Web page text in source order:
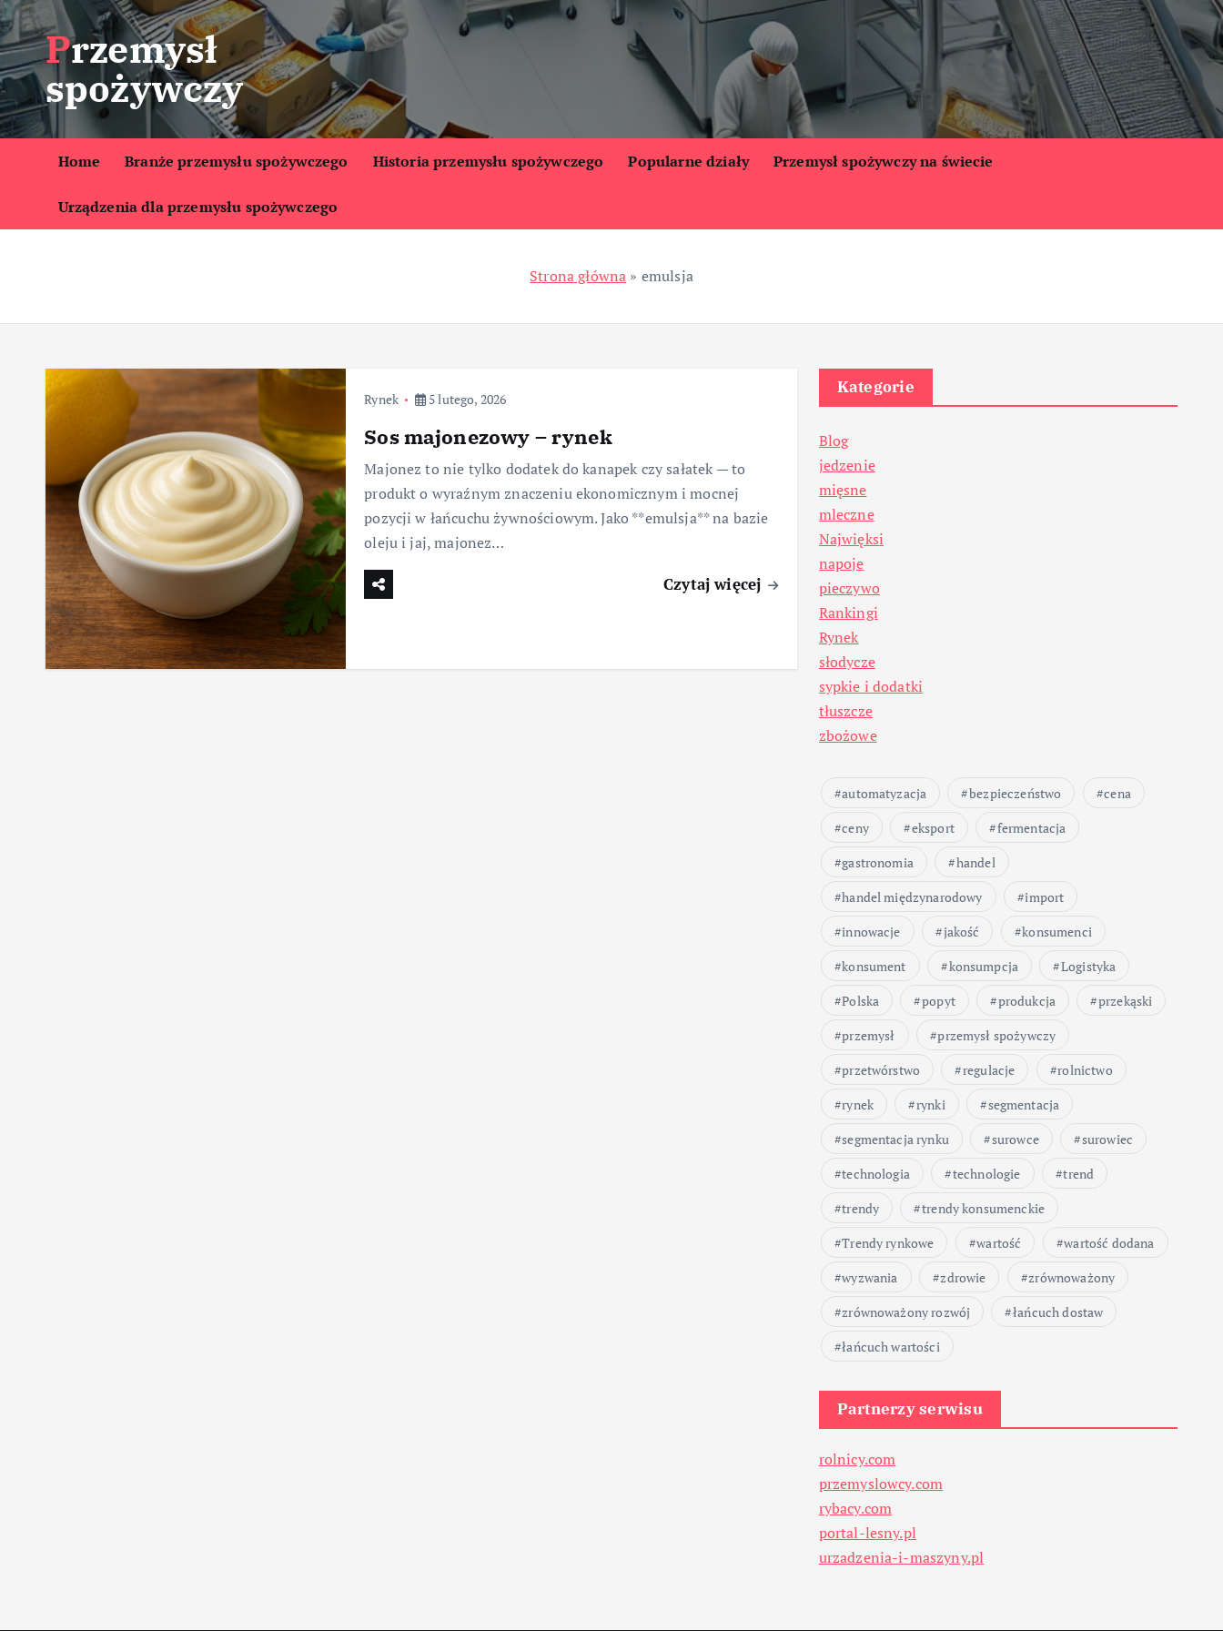
S
k
i
p
t
o
t
Przemysł
spożywczy
Home Branże przemysłu spożywczego Historia przemysłu spożywczego Popularne działy Przemysł spożywczy na świecie
Urządzenia dla przemysłu spożywczego
Strona główna » emulsja
Rynek 5 lutego, 2026
Sos majonezowy – rynek
Majonez to nie tylko dodatek do kanapek czy sałatek — to
produkt o wyraźnym znaczeniu ekonomicznym i mocnej
pozycji w łańcuchu żywnościowym. Jako **emulsja** na bazie
oleju i jaj, majonez…
Czytaj więcej
Kategorie
Blog
jedzenie
mięsne
mleczne
Najwięksi
napoje
pieczywo
Rankingi
Rynek
słodycze
sypkie i dodatki
tłuszcze
zbożowe
automatyzacja bezpieczeństwo
cena
ceny
eksport
fermentacja
gastronomia
handel
handel międzynarodowy
import
innowacje
jakość
konsumenci
konsument
konsumpcja
Logistyka
Polska
popyt produkcja
przekąski
przemysł
przemysł spożywczy
przetwórstwo
regulacje
rolnictwo
rynek
rynki
segmentacja
segmentacja rynku
surowce
surowiec
technologia
technologie
trend
trendy
trendy konsumenckie
Trendy rynkowe
wartość
wartość dodana
wyzwania
zdrowie
zrównoważony
zrównoważony rozwój
łańcuch dostaw
łańcuch wartości
Partnerzy serwisu
rolnicy.com
przemyslowcy.com
rybacy.com
portal-lesny.pl
urzadzenia-i-maszyny.pl